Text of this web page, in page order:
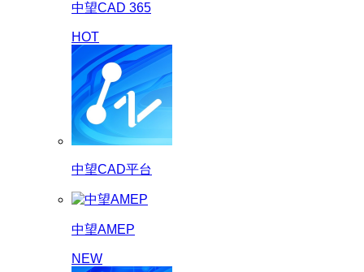
中望CAD 365
HOT
中望CAD平台
中望AMEP
NEW